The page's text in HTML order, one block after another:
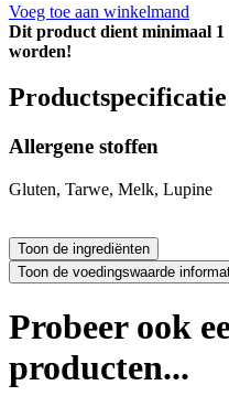
Voeg toe aan winkelmand
Dit product dient minimaal 1
worden!
Productspecificatie
Allergene stoffen
Gluten, Tarwe, Melk, Lupine
Probeer ook
producten...